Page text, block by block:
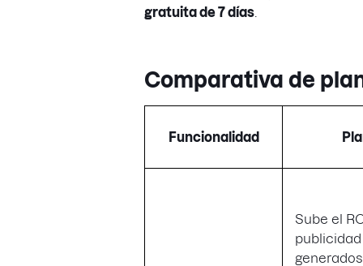
gratuita de 7 días
Comparativa de
Funcionalidad
Sube el